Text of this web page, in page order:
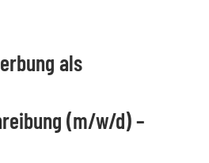
als
(m/w/d) –